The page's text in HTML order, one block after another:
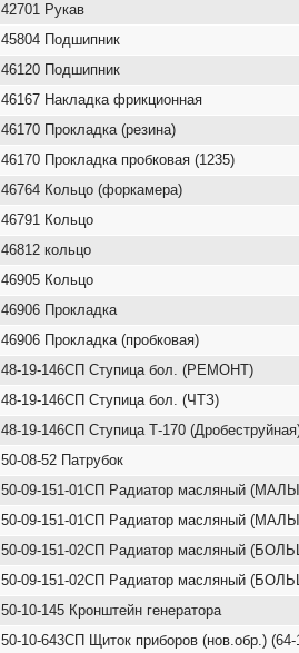
42701 Рукав
45804 Подшипник
46120 Подшипник
46167 Накладка фрикционная
46170 Прокладка (резина)
46170 Прокладка пробковая (1235)
46764 Кольцо (форкамера)
46791 Кольцо
46812 кольцо
46905 Кольцо
46906 Прокладка
46906 Прокладка (пробковая)
48-19-146СП Ступица бол. (РЕМОНТ)
48-19-146СП Ступица бол. (ЧТЗ)
48-19-146СП Ступица Т-170
50-08-52 Патрубок
50-09-151-01СП Радиатор масляный
50-09-151-01СП Радиатор масляный
50-09-151-02СП Радиатор масляный
50-09-151-02СП Радиатор масляный
50-10-145 Кронштейн генератора
50-10-643СП Щиток приборов (нов.обр.)